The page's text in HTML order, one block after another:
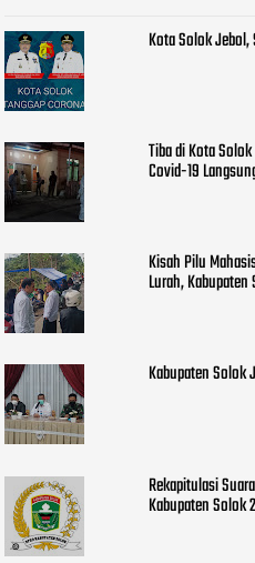
Kota Solok
Tiba di Kota
Covid-19
Kisah Pilu
Lurah,
Kabupaten Solok
Rekapitulasi
Kabupaten Solok